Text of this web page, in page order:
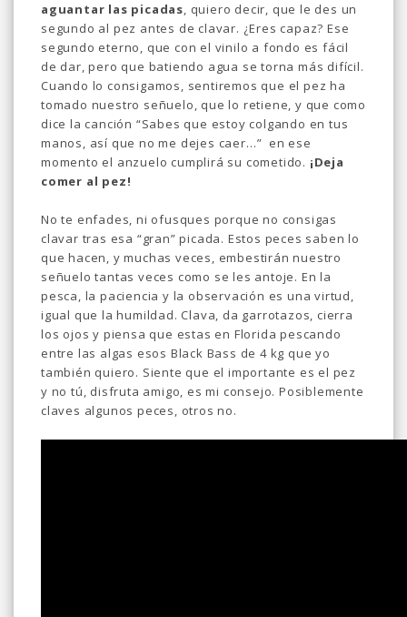
aguantar las picadas, quiero decir, que le des un
segundo al pez antes de clavar. ¿Eres capaz? Ese
segundo eterno, que con el vinilo a fondo es fácil
de dar, pero que batiendo agua se torna más difícil.
Cuando lo consigamos, sentiremos que el pez ha
tomado nuestro señuelo, que lo retiene, y que como
dice la canción “Sabes que estoy colgando en tus
manos, así que no me dejes caer…” en ese
momento el anzuelo cumplirá su cometido. ¡Deja
comer al pez!
No te enfades, ni ofusques porque no consigas
clavar tras esa “gran” picada. Estos peces saben lo
que hacen, y muchas veces, embestirán nuestro
señuelo tantas veces como se les antoje. En la
pesca, la paciencia y la observación es una virtud,
igual que la humildad. Clava, da garrotazos, cierra
los ojos y piensa que estas en Florida pescando
entre las algas esos Black Bass de 4 kg que yo
también quiero. Siente que el importante es el pez
y no tú, disfruta amigo, es mi consejo. Posiblemente
claves algunos peces, otros no.